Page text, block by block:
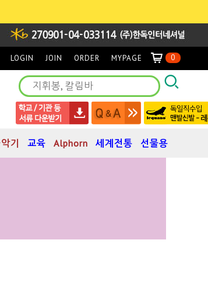
LOGIN JOIN ORDER MYPAGE 0
기 교육 Alphorn 세계전통 선물용